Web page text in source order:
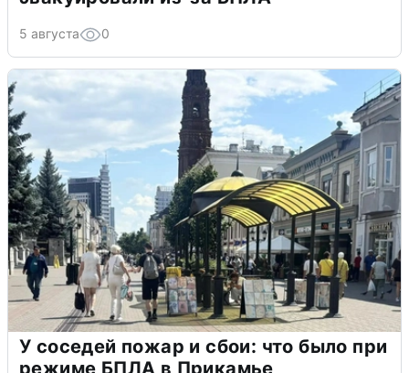
5 августа 0
У соседей пожар и сбои: что было при
режиме БПЛА в Прикамье